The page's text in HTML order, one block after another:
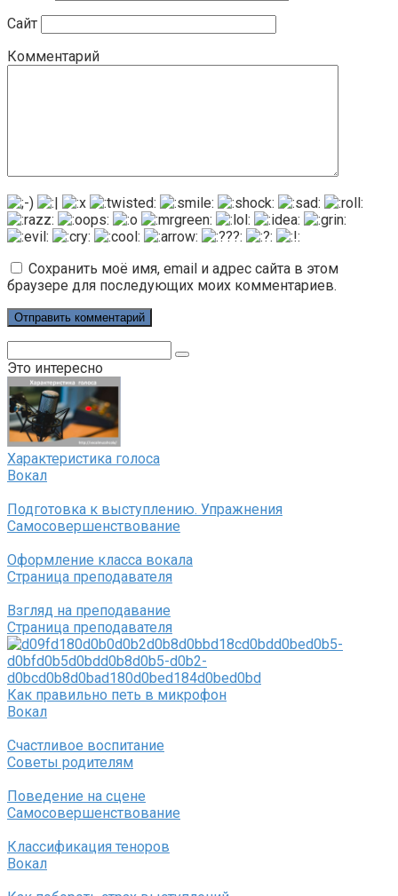
Сайт
Комментарий
Сохранить моё имя, email и адрес сайта в этом
браузере для последующих моих комментариев.
Это интересно
Характеристика голоса
Вокал
Подготовка к выступлению. Упражнения
Самосовершенствование
Оформление класса вокала
Страница преподавателя
Взгляд на преподавание
Страница преподавателя
Как правильно петь в микрофон
Вокал
Счастливое воспитание
Советы родителям
Поведение на сцене
Самосовершенствование
Классификация теноров
Вокал